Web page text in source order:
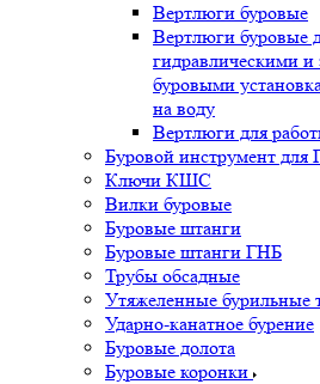
Вертлюги буровые
Вертлюги буровые
гидравлическими и
буровыми
на воду
Вертлюги для
Буровой инструмент для
Ключи КШС
Вилки буровые
Буровые штанги
Буровые штанги ГНБ
Трубы обсадные
Утяжеленные бурильные
Ударно-канатное бурение
Буровые долота
Буровые коронки